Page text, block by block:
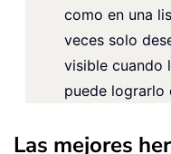
como en una
veces solo
visible cuando
puede lograrlo
Las mejores